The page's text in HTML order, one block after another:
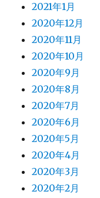
2021年1月
2020年12月
2020年11月
2020年10月
2020年9月
2020年8月
2020年7月
2020年6月
2020年5月
2020年4月
2020年3月
2020年2月